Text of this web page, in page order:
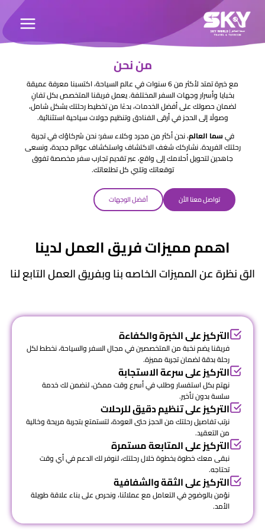
من نحن
مع خبرة تمتد لأكثر من 6 سنوات في عالم السياحة، اكتسبنا معرفة عميقة
بخبايا وأسرار وجهات السفر المختلفة. يعمل فريقنا المتخصص بكل تفانٍ
لضمان حصولك على أفضل الخدمات، بدءًا من تخطيط رحلتك بشكل شامل،
وصولًا إلى الحجز في أرقى الفنادق وتنظيم جولات سياحية استثنائية.
فيسما العالم، نحن أكثر من مجرد وكلاء سفر؛ نحن شركاؤك في تجربة
رحلتك الفريدة. نشاركك شغف الاكتشاف واستكشاف عوالم جديدة، ونسعى
جاهدين لتحويل أحلامك إلى واقع، عبر تقديم تجارب سفر مخصصة تفوق
توقعاتك وتلبي كل تطلعاتك.
تواصل معنا الأن أفضل الوجهات
اهمم مميزات فريق العمل لدينا
الق نظرة عن المميزات الخاصه بنا وبفريق العمل التابع لنا
التركيز على الخبرة والكفاءة
فريقنا يضم نخبة من المتخصصين في مجال السفر والسياحة، نخطط لكل
رحلة بدقة لضمان تجربة مميزة.
التركيز على سرعة الاستجابة
نهتم بكل استفسار وطلب في أسرع وقت ممكن، لنضمن لك خدمة
سلسة بدون تأخير.
التركيز على تنظيم دقيق للرحلات
نرتب تفاصيل رحلتك من الحجز حتى العودة، لتستمتع بتجربة مريحة وخالية
من التعقيد.
التركيز على المتابعة مستمرة
نبقى معك خطوة بخطوة خلال رحلتك، لنوفر لك الدعم في أي وقت
تحتاجه.
التركيز على الثقة والشفافية
نؤمن بالوضوح في التعامل مع عملائنا، ونحرص على بناء علاقة طويلة
الأمد.